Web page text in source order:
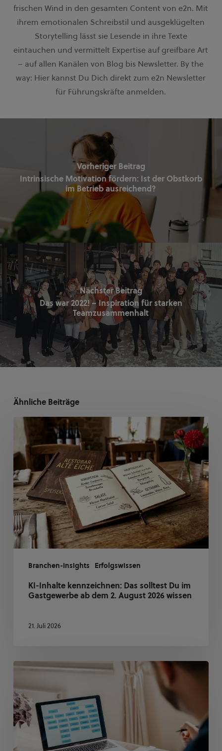
frischen Wind in den gesamten Content von e2n. Mit
ihrem emotionalen Schreibstil und ausgeklügelten
Storytelling lässt sie Lesende in ihre Texte
eintauchen und vermittelt Expertise auf greifbare Art
– auf allen Kanälen von Blog bis Newsletter. By the
way: Hier kannst Du Dich direkt zum e2n Newsletter
für Führungskräfte anmelden.
Vorheriger Beitrag
Intrinsische Motivation fördern: Ist der Obstkorb
im Betrieb ausreichend?
Nächster Beitrag
Das war 2022! – Inspiration für starken
Teamzusammenhalt
Ähnliche Beiträge
Branchen-Insights Erfolgswissen
KI-
Inhalte
kennzeichnen:
Das
solltest
Du
im
Gastgewerbe
ab
dem
2.
August
wissenKI-Inhalte kennzeichnen: Das solltest Du im
Gastgewerbe ab dem 2. August 2026 wissen
21. Juli 2026
Krankmeldung
Tag
1
und
tschüss
Minijob?